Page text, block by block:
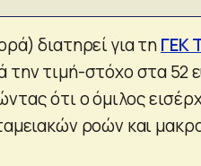
διατηρεί για τηΓΕΚ
την τιμή-στόχο στα 52
ότι ο όμιλος
ροών και